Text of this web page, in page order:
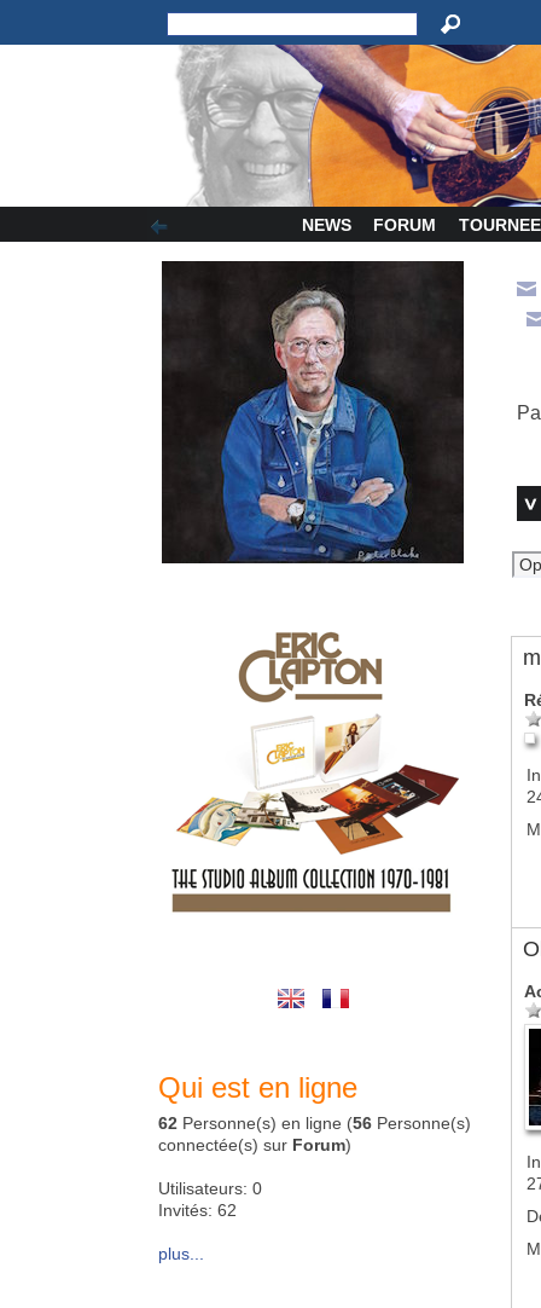
NEWS FORUM TOURNEE
Qui est en ligne
62 Personne(s) en ligne (56 Personne(s)
connectée(s) sur Forum)
Utilisateurs: 0
Invités: 62
plus...